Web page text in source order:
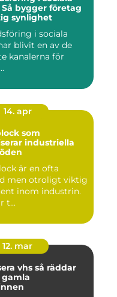
bygger företag
synlighet
i sociala
blivit en av de
kanalerna för
14. apr
som
industriella
är en ofta
men otroligt viktig
inom industrin.
t...
12. mar
så räddar